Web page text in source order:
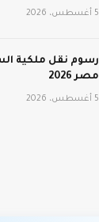
5 أغسطس، 2026
رسوم نقل ملكية
مصر 2026
5 أغسطس، 2026